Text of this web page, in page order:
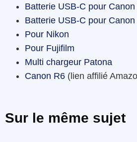
Batterie USB-C pour
Batterie USB-C pour
Pour Nikon
Pour Fujifilm
Multi chargeur Patona
Canon R6 (lien affilié
Sur le même sujet